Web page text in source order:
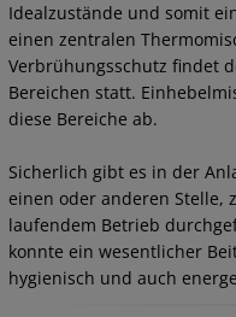
Idealzustände und somit
einen zentralen
Verbrühungsschutz findet
Bereichen statt.
diese Bereiche ab.
Sicherlich gibt es in der
einen oder anderen Stelle,
laufendem Betrieb
konnte ein wesentlicher
hygienisch und auch